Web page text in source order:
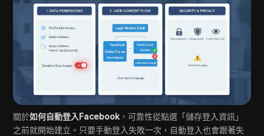
關於如何自動登入Facebook ，可靠性從點選「儲存登入資訊」
之前就開始建立。只要手動登入失敗一次，自動登入也會跟著失